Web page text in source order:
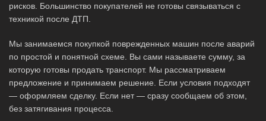
рисков. Большинство покупателей не готовы связываться с
техникой после ДТП.
Мы занимаемся покупкой поврежденных машин после аварий
по простой и понятной схеме. Вы сами называете сумму, за
которую готовы продать транспорт. Мы рассматриваем
предложение и принимаем решение. Если условия подходят
— оформляем сделку. Если нет — сразу сообщаем об этом,
без затягивания процесса.